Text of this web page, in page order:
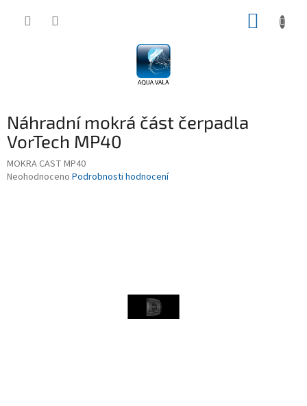
Náhradní mokrá část čerpadla
VorTech MP40
MOKRA CAST MP40
Průměrné
Neohodnoceno Podrobnosti hodnocení